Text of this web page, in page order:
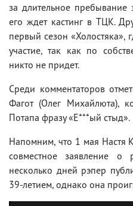
за длительное пребывание
его ждет кастинг в ТЦК.
первый сезон «Холостяка»,
участие, так как по
никто не придет.
Среди комментаторов
Фагот (Олег Михайлюта),
Потапа фразу «Е***ый стыд».
Напомним, что 1 мая Настя
совместное заявление о
несколько дней рэпер
39-летием, однако она